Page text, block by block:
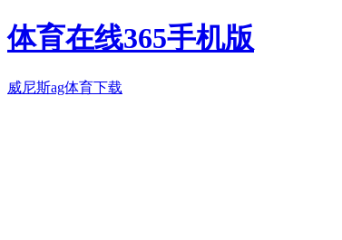
体育在线365手机版
威尼斯ag体育下载